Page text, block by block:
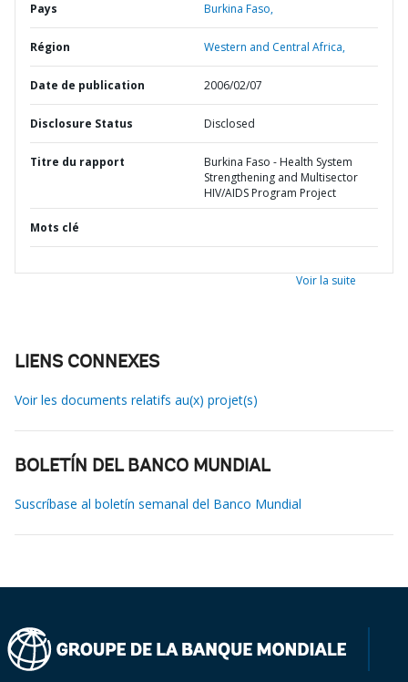
Pays Burkina Faso,
Région Western and Central Africa,
Date de publication 2006/02/07
Disclosure Status Disclosed
Titre du rapport
Burkina Faso - Health System
Strengthening and Multisector
HIV/AIDS Program Project
Mots clé
Voir la suite
LIENS CONNEXES
Voir les documents relatifs au(x) projet(s)
BOLETÍN DEL BANCO MUNDIAL
Suscríbase al boletín semanal del Banco Mundial